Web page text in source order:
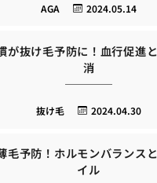
2024.05.14
AGA
が抜け毛予防に！血行促進
消
2024.04.30
抜け毛
毛予防！ホルモンバランス
イル